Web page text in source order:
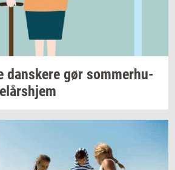
dan­ske­re gør som­mer­hu­